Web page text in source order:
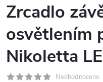
Zrcadlo
osvětlením
Nikoletta
Neohodnoceno